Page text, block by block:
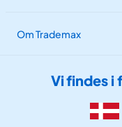
Om Trademax
Vi findes i